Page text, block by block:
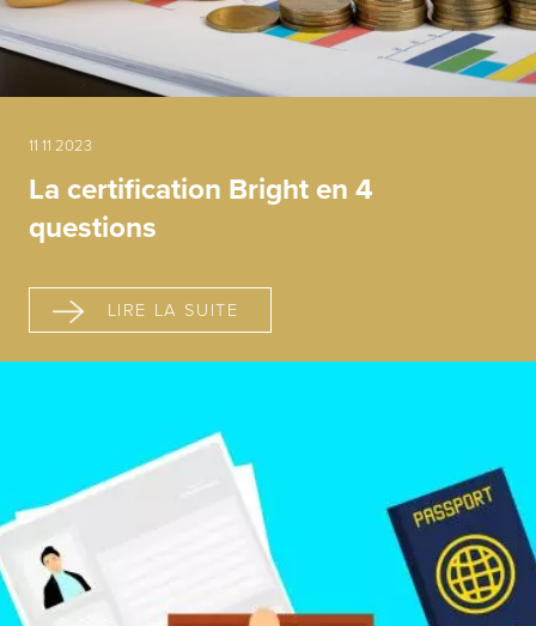
11 11 2023
La certification Bright en 4
questions
LIRE LA SUITE